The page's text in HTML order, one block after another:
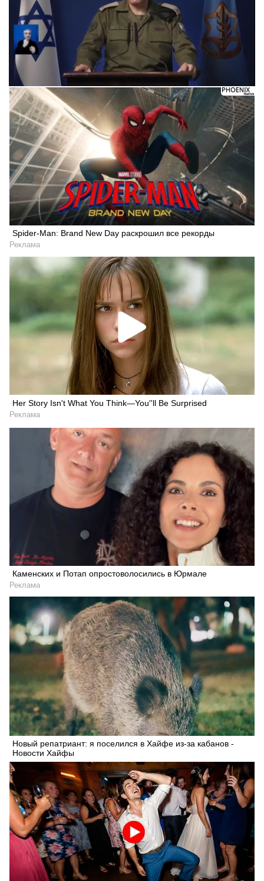
Следующее видео через 5 Отмена
Spider-Man: Brand New Day раскрошил все рекорды
Реклама
Her Story Isn't What You Think—You''ll Be Surprised
Реклама
Каменских и Потап опростоволосились в Юрмале
Реклама
Новый репатриант: я поселился в Хайфе из-за кабанов -
Новости Хайфы